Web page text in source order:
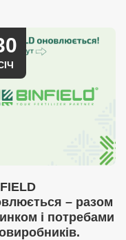
– разом
і потребами